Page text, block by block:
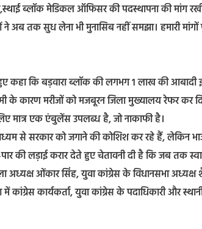
ब्लॉक मेडिकल ऑफिसर की पदस्थापना की मांग
अब तक सुध लेना भी मुनासिब नहीं समझा। हमारी मांगों
कहा कि बड़वारा ब्लॉक की लगभग 1 लाख की आबादी
के कारण मरीजों को मजबूरन जिला मुख्यालय रेफर कर
मात्र एक एंबुलेंस उपलब्ध है, जो नाकाफी है।
से सरकार को जगाने की कोशिश कर रहे हैं, लेकिन
की लड़ाई करार देते हुए चेतावनी दी है कि जब तक
अध्यक्ष ओंकार सिंह, युवा कांग्रेस के विधानसभा
कार्यकर्ता, युवा कांग्रेस के पदाधिकारी और